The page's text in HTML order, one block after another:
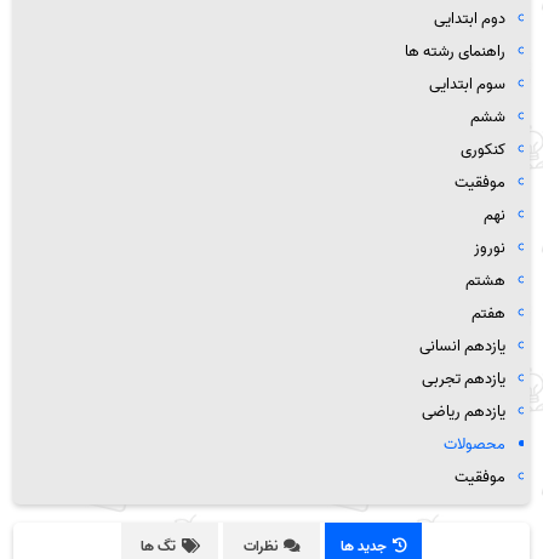
دوم ابتدایی
راهنمای رشته ها
سوم ابتدایی
ششم
کنکوری
موفقیت
نهم
نوروز
هشتم
هفتم
یازدهم انسانی
یازدهم تجربی
یازدهم ریاضی
محصولات
موفقیت
جدید ها نظرات تگ ها